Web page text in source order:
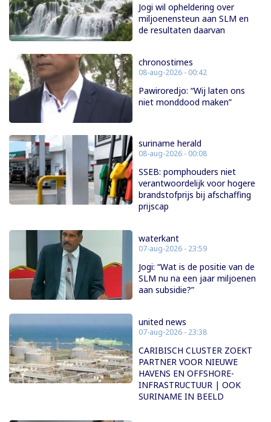
Jogi wil opheldering over
miljoenensteun aan SLM en
de resultaten daarvan
chronostimes
08-aug-2026 - 00:42
Pawiroredjo: “Wij laten ons
niet monddood maken”
suriname herald
08-aug-2026 - 00:08
SSEB: pomphouders niet
verantwoordelijk voor hogere
brandstofprijs bij afschaffing
prijscap
waterkant
07-aug-2026 - 23:59
Jogi: “Wat is de positie van de
SLM nu na een jaar miljoenen
aan subsidie?”
united news
07-aug-2026 - 23:38
CARIBISCH CLUSTER ZOEKT
PARTNER VOOR NIEUWE
HAVENS EN OFFSHORE-
INFRASTRUCTUUR | OOK
SURINAME IN BEELD